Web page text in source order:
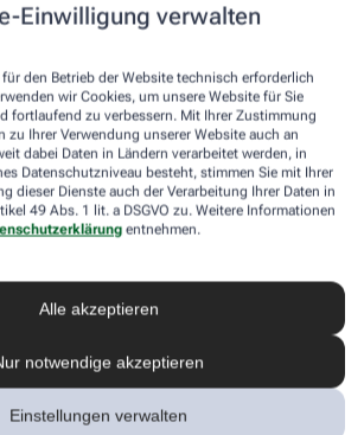
Einwilligung verwalten
den Betrieb der Website technisch erforderlich
wir Cookies, um unsere Website für Sie
fortlaufend zu verbessern. Mit Ihrer Zustimmung
zu Ihrer Verwendung unserer Website auch an
dabei Daten in Ländern verarbeitet werden, in
Datenschutzniveau besteht, stimmen Sie mit Ihrer
dieser Dienste auch der Verarbeitung Ihrer Daten in
49 Abs. 1 lit. a DSGVO zu. Weitere Informationen
entnehmen.
Alle akzeptieren
notwendige akzeptieren
Einstellungen verwalten